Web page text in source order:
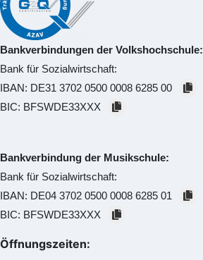
Bankverbindungen der Volkshochschule:
Bank für Sozialwirtschaft:
IBAN: DE31 3702 0500 0008 6285 00
BIC: BFSWDE33XXX
Bankverbindung der Musikschule:
Bank für Sozialwirtschaft:
IBAN: DE04 3702 0500 0008 6285 01
BIC: BFSWDE33XXX
Öffnungszeiten: